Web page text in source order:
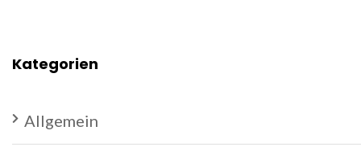
Kategorien
Allgemein